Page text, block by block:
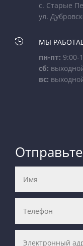
с. Старые
ул.

МЫ
пн-пт: 9:00-
сб:
вс: